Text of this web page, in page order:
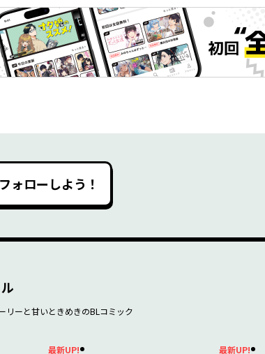
ォローしよう！
リーと甘いときめきのBLコミック
最新UP! 最新UP!